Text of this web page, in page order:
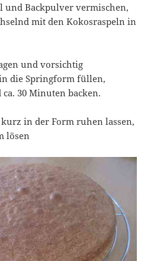
und Backpulver vermischen,
mit den Kokosraspeln in
und vorsichtig
die Springform füllen,
30 Minuten backen.
kurz in der Form ruhen lassen,
lösen